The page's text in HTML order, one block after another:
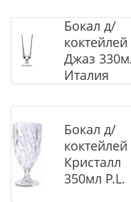
Бокал д/
коктейлей
Джаз
Италия
Бокал д/
коктейлей
Кристалл
350мл P.L.